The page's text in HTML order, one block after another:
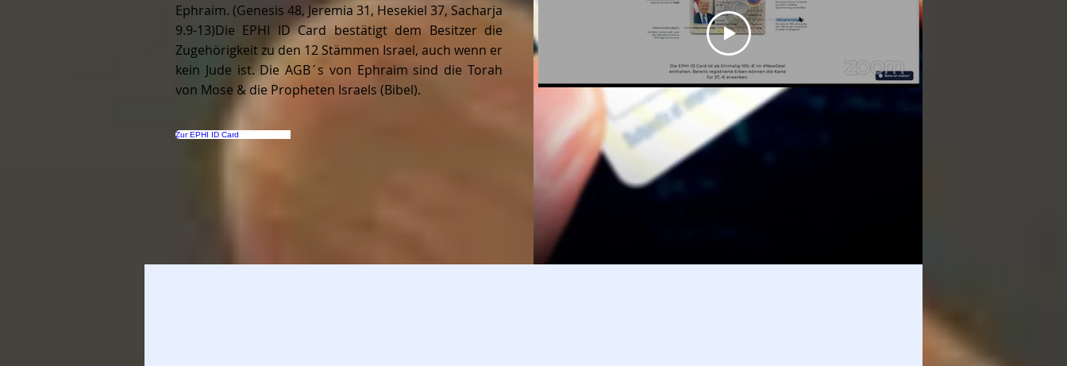
Ephraim. (Genesis 48, Jeremia 31, Hesekiel 37, Sacharja
9.9-13)Die EPHI ID Card bestätigt dem Besitzer die
Zugehörigkeit zu den 12 Stämmen Israel, auch wenn er
kein Jude ist. Die AGB´s von Ephraim sind die Torah
von Mose & die Propheten Israels (Bibel).
Zur EPHI ID Card
Die EPHI ID
Card - Jetzt
erst recht!